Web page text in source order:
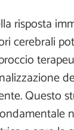
risposta
cerebrali
Questo